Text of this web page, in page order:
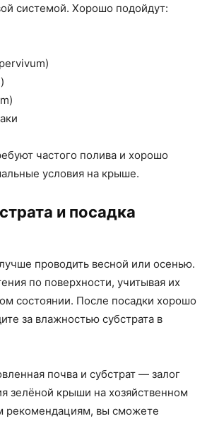
системой. Хорошо подойдут:
частого полива и хорошо
условия на крыше.
и посадка
проводить весной или осенью.
по поверхности, учитывая их
состоянии. После посадки хорошо
за влажностью субстрата в
почва и субстрат — залог
зелёной крыши на хозяйственном
рекомендациям, вы сможете